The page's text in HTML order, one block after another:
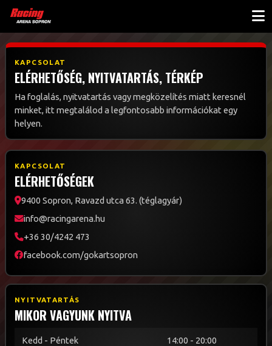
KAPCSOLAT
ELÉRHETŐSÉG, NYITVATARTÁS, TÉRKÉP
Ha foglalás, nyitvatartás vagy megközelítés miatt keresnél
minket, itt megtalálod a legfontosabb információkat egy
helyen.
KAPCSOLAT
ELÉRHETŐSÉGEK
9400 Sopron, Ravazd utca 63. (téglagyár)
info@racingarena.hu
+36 30/4242 473
facebook.com/gokartsopron
NYITVATARTÁS
MIKOR VAGYUNK NYITVA
Kedd - Péntek 14:00 - 20:00